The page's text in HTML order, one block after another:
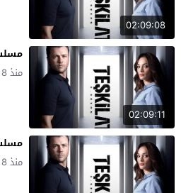
02:09:08
02:09:11
منذ 8 أشهر
منذ 8 أشهر